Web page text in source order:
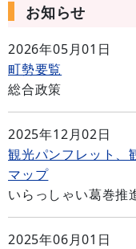
お知らせ
2026年05月01日
町勢要覧
総合政策
2025年12月02日
観光パンフレット、
マップ
いらっしゃい葛巻推
2025年06月01日